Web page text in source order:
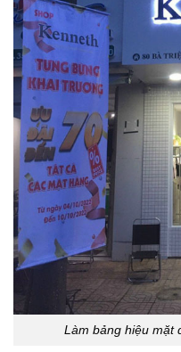
Làm bảng hiệu mặt